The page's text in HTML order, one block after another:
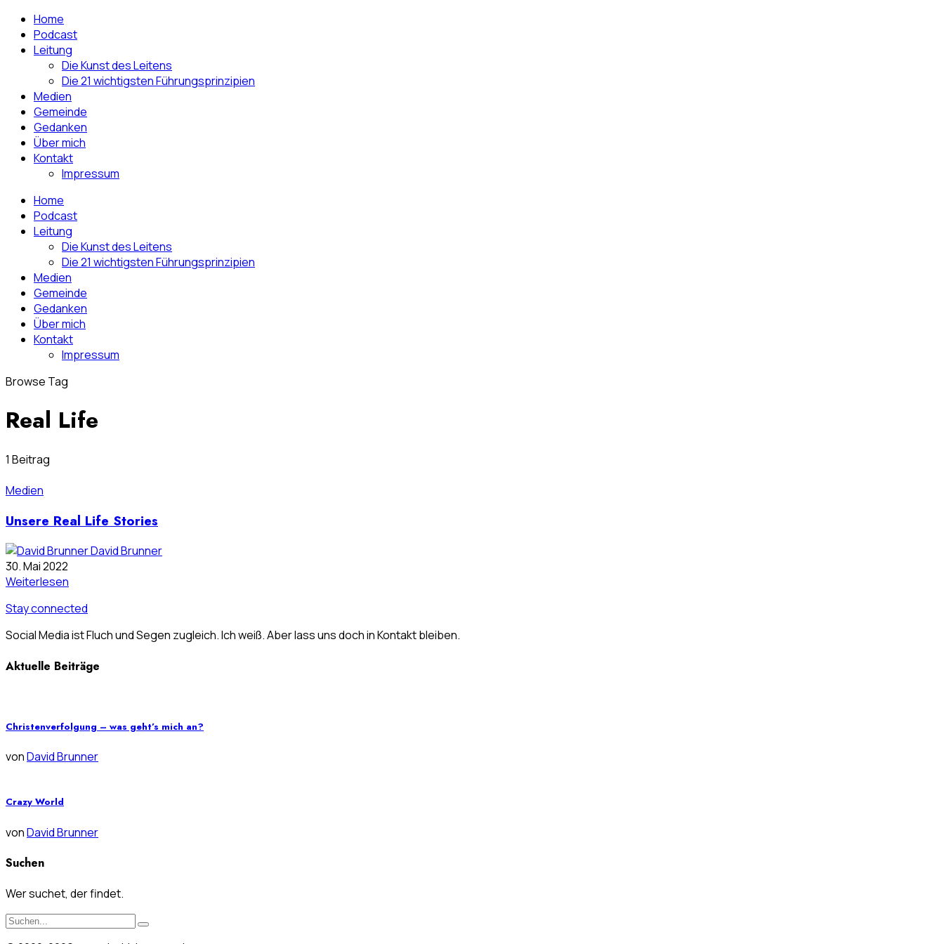
Home
Podcast
Leitung
Die Kunst des Leitens
Die 21 wichtigsten Führungsprinzipien
Medien
Gemeinde
Gedanken
Über mich
Kontakt
Impressum
Home
Podcast
Leitung
Die Kunst des Leitens
Die 21 wichtigsten Führungsprinzipien
Medien
Gemeinde
Gedanken
Über mich
Kontakt
Impressum
Browse Tag
Real Life
1 Beitrag
Medien
Unsere Real Life Stories
David Brunner
30. Mai 2022
Weiterlesen
Stay connected
Social Media ist Fluch und Segen zugleich. Ich weiß. Aber lass uns doch in Kontakt bleiben.
Aktuelle Beiträge
Christenverfolgung – was geht’s mich an?
vonDavid Brunner
Crazy World
vonDavid Brunner
Suchen
Wer suchet, der findet.